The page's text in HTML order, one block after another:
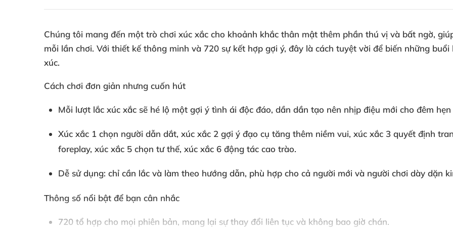
Chúng tôi mang đến một trò chơi xúc xắc cho khoảnh khắc thân mật thêm phần thú vị và bất ngờ,
mỗi lần chơi. Với thiết kế thông minh và 720 sự kết hợp gợi ý, đây là cách tuyệt vời để biến những
xúc.
Cách chơi đơn giản nhưng cuốn hút
Mỗi lượt lắc xúc xắc sẽ hé lộ một gợi ý tình ái độc đáo, dần dần tạo nên nhịp điệu mới cho đêm hẹn
Xúc xắc 1 chọn người dẫn dắt, xúc xắc 2 gợi ý đạo cụ tăng thêm niềm vui, xúc xắc 3 quyết định
foreplay, xúc xắc 5 chọn tư thế, xúc xắc 6 động tác cao trào.
Dễ sử dụng: chỉ cần lắc và làm theo hướng dẫn, phù hợp cho cả người mới và người chơi dày dặn
Thông số nổi bật để bạn cân nhắc
720 tổ hợp cho mọi phiên bản, mang lại sự thay đổi liên tục và không bao giờ chán.